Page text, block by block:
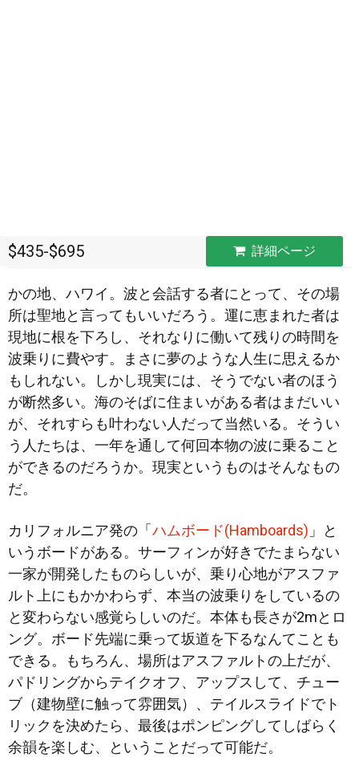
$435-$695 詳細ページ
かの地、ハワイ。波と会話する者にとって、その場
所は聖地と言ってもいいだろう。運に恵まれた者は
現地に根を下ろし、それなりに働いて残りの時間を
波乗りに費やす。まさに夢のような人生に思えるか
もしれない。しかし現実には、そうでない者のほう
が断然多い。海のそばに住まいがある者はまだいい
が、それすらも叶わない人だって当然いる。そうい
う人たちは、一年を通して何回本物の波に乗ること
ができるのだろうか。現実というものはそんなもの
だ。
カリフォルニア発の「 ハムボード(Hamboards) 」と
いうボードがある。サーフィンが好きでたまらない
一家が開発したものらしいが、乗り心地がアスファ
ルト上にもかかわらず、本当の波乗りをしているの
と変わらない感覚らしいのだ。本体も長さが2mとロ
ング。ボード先端に乗って坂道を下るなんてことも
できる。もちろん、場所はアスファルトの上だが、
パドリングからテイクオフ、アップスして、チュー
ブ（建物壁に触って雰囲気）、テイルスライドでト
リックを決めたら、最後はポンピングしてしばらく
余韻を楽しむ、ということだって可能だ。